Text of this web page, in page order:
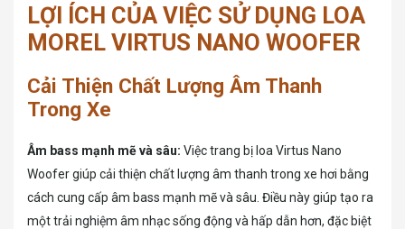
LỢI ÍCH CỦA VIỆC SỬ DỤNG LOA
MOREL VIRTUS NANO WOOFER
Cải Thiện Chất Lượng Âm Thanh
Trong Xe
Âm bass mạnh mẽ và sâu: Việc trang bị loa Virtus Nano
Woofer giúp cải thiện chất lượng âm thanh trong xe hơi bằng
cách cung cấp âm bass mạnh mẽ và sâu. Điều này giúp tạo ra
một trải nghiệm âm nhạc sống động và hấp dẫn hơn, đặc biệt